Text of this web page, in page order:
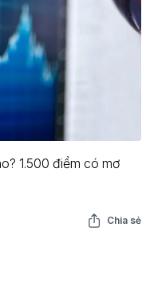
1.500 điểm có mơ
Chia sẻ